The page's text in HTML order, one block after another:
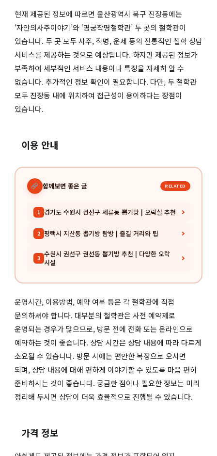
현재 제공된 정보에 따르면 울산광역시 북구 진장동에는
‘자안의사주이야기’와 ‘명궁작명철학관’ 두 곳의 철학관이
있습니다. 두 곳 모두 사주, 작명, 운세 등의 전통적인 철학 상담
서비스를 제공하는 것으로 예상됩니다. 하지만 제공된 정보가
부족하여 세부적인 서비스 내용이나 특징을 자세히 알 수
없습니다. 추가적인 정보 확인이 필요합니다. 다만, 두 철학관
모두 진장동 내에 위치하여 접근성이 용이하다는 장점이
있습니다.
이용 안내
함께보면 좋은 글 RELATED
1 경기도 수원시 권선구 세류동 뽑기방 | 오락실 추천
2 평택시 지산동 뽑기방 탐방 | 즐길 거리와 팁
3 수원시 권선구 권선동 뽑기방 추천 | 다양한 오락
시설
운영시간, 이용방법, 예약 여부 등은 각 철학관에 직접
문의하셔야 합니다. 대부분의 철학관은 사전 예약제로
운영되는 경우가 많으므로, 방문 전에 전화 또는 온라인으로
예약하는 것이 좋습니다. 상담 시간은 상담 내용에 따라 다르게
소요될 수 있습니다. 방문 시에는 편안한 복장으로 오시면
되며, 상담 내용에 대해 편하게 이야기할 수 있도록 마음 편히
준비하시는 것이 좋습니다. 궁금한 점이나 필요한 정보는 미리
정리해 두시면 상담이 더욱 효율적으로 진행될 수 있습니다.
가격 정보